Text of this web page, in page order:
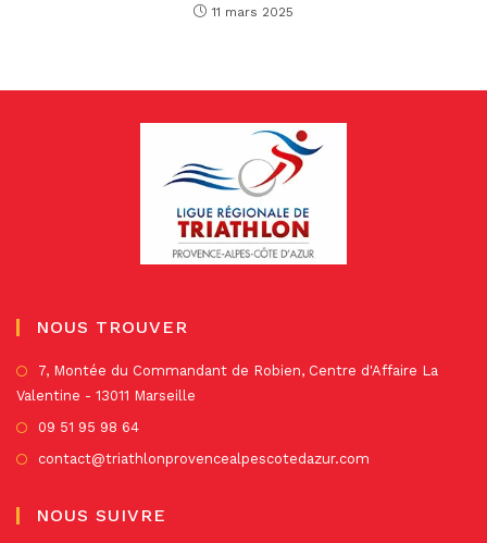
11 mars 2025
NOUS TROUVER
7, Montée du Commandant de Robien, Centre d'Affaire La
Valentine - 13011 Marseille
09 51 95 98 64S’ouvre
dans
nouvel
contact@triathlonprovencealpescotedazur.com
NOUS SUIVRE